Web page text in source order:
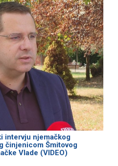
intervju njemačkog
činjenicom Šmitovog
Vlade (VIDEO)